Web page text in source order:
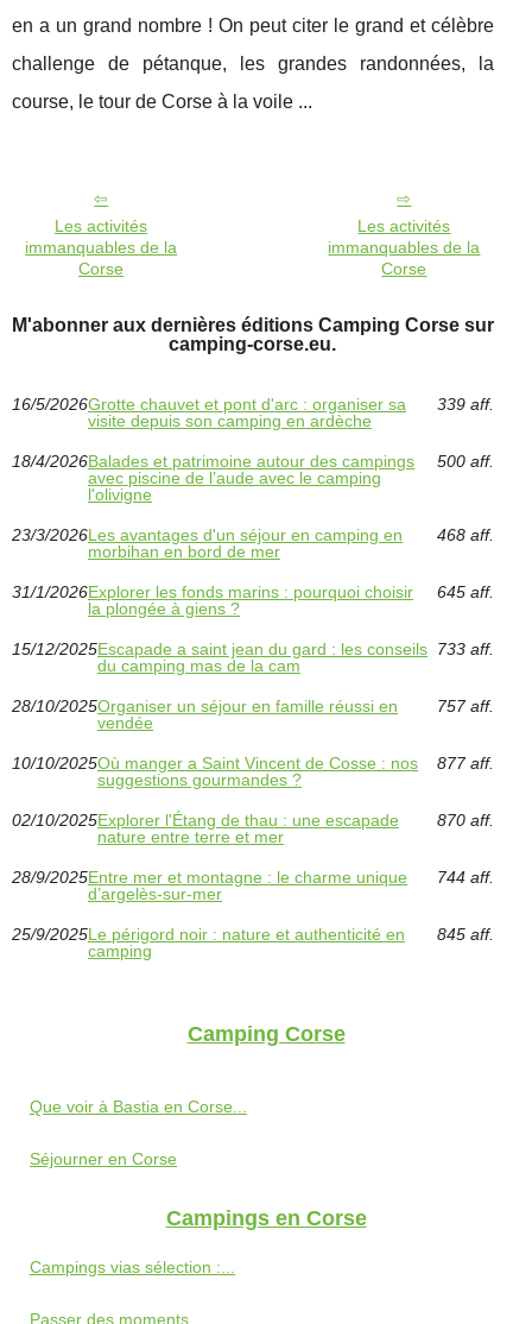
en a un grand nombre ! On peut citer le grand et célèbre
challenge de pétanque, les grandes randonnées, la
course, le tour de Corse à la voile ...
Les activités
immanquables de la
Corse
Les activités
immanquables de la
Corse
M'abonner aux dernières éditions Camping Corse sur
camping-corse.eu.
16/5/2026Grotte chauvet et pont d'arc : organiser sa
visite depuis son camping en ardèche
339 aff.
18/4/2026Balades et patrimoine autour des campings
avec piscine de l’aude avec le camping
l'olivigne
500 aff.
23/3/2026Les avantages d'un séjour en camping en
morbihan en bord de mer
468 aff.
31/1/2026Explorer les fonds marins : pourquoi choisir
la plongée à giens ?
645 aff.
15/12/2025Escapade a saint jean du gard : les conseils
du camping mas de la cam
733 aff.
28/10/2025Organiser un séjour en famille réussi en
vendée
757 aff.
10/10/2025Où manger a Saint Vincent de Cosse : nos
suggestions gourmandes ?
877 aff.
02/10/2025Explorer l'Étang de thau : une escapade
nature entre terre et mer
870 aff.
28/9/2025Entre mer et montagne : le charme unique
d’argelès-sur-mer
744 aff.
25/9/2025Le périgord noir : nature et authenticité en
camping
845 aff.
Camping Corse
Que voir à Bastia en Corse...
Séjourner en Corse
Campings en Corse
Campings vias sélection :...
Passer des moments...